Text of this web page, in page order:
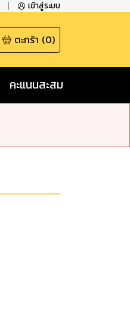
เข้าสู่ระบบ
ตะกร้า (0)
คะแนนสะสม